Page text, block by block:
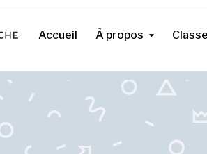
Accueil À propos